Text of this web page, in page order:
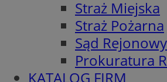
Straż Miejska
Straż Pożarna
Sąd Rejonowy
Prokuratura
KATALOG FIRM